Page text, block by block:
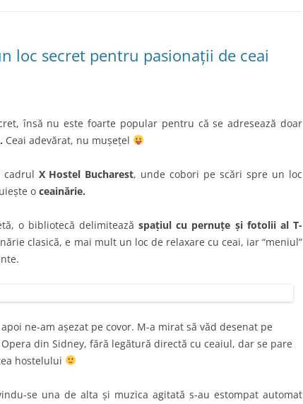
loc secret pentru pasionații de ceai
însă nu este foarte popular pentru că se adresează doar
Ceai adevărat, nu mușețel
cadrul X Hostel Bucharest, unde cobori pe scări spre un loc
o ceainărie.
o bibliotecă delimiteazăspațiul cu pernuțe și fotolii al T-
clasică, e mai mult un loc de relaxare cu ceai, iar “meniul”
ne-am așezat pe covor. M-a mirat să văd desenat pe
din Sidney, fără legătură directă cu ceaiul, dar se pare
hostelului
se una de alta și muzica agitată s-au estompat automat